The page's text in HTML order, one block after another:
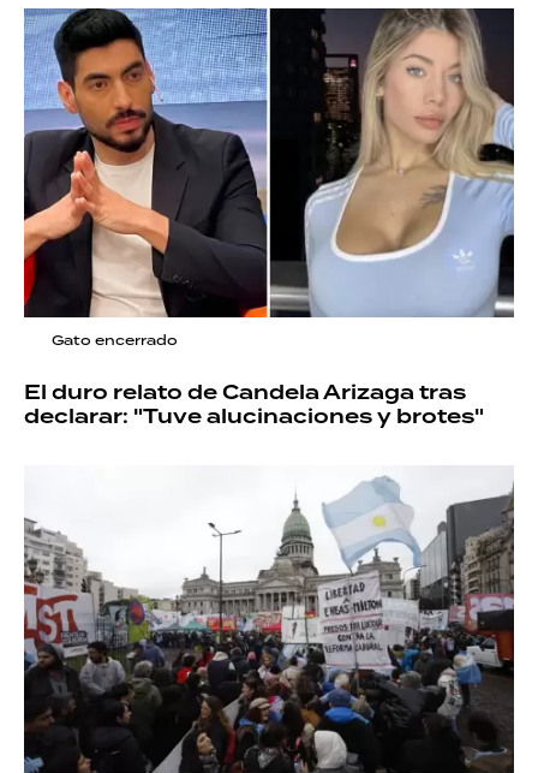
Gato encerrado
El duro relato de Candela Arizaga tras
declarar: "Tuve alucinaciones y brotes"